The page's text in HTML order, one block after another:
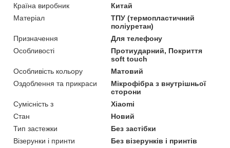
Країна виробник
Китай
Матеріал
ТПУ (термопластичний
поліуретан)
Призначення
Для телефону
Особливості
Протиударний, Покриття
soft touch
Особливість кольору
Матовий
Оздоблення та прикраси
Мікрофібра з внутрішньої
сторони
Сумісність з
Xiaomi
Стан
Новий
Тип застежки
Без застібки
Візерунки і принти
Без візерунків і принтів